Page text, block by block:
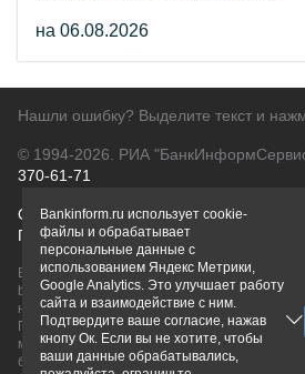
на 06.08.2026
Нашли ошибку? Выделите текст и
© 1994-2026. РИА
370-61-71
О проектеПолитика
Правовая информацияДля
Вся информация о продуктах банков,
bankinform.ru, носит исключительно
не является публичной офертой,
ГК РФ. Информация не содержит точного и
может быть изменена. Конечные условия
банков или при личном обращении.
Bankinform.ru использует cookie-
файлы и обрабатывает
персональные данные с
использованием Яндекс Метрики,
Google Analytics. Это улучшает работу
сайта и взаимодействие с ним.
Подтвердите ваше согласие, нажав
кнопу Ок. Если вы не хотите, чтобы
ваши данные обрабатывались,